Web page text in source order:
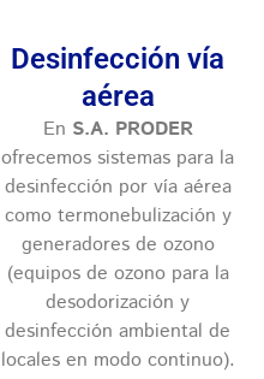
Desinfección vía
aérea
En S.A. PRODER
ofrecemos sistemas para la
desinfección por vía aérea
como termonebulización y
generadores de ozono
(equipos de ozono para la
desodorización y
desinfección ambiental de
locales en modo continuo).